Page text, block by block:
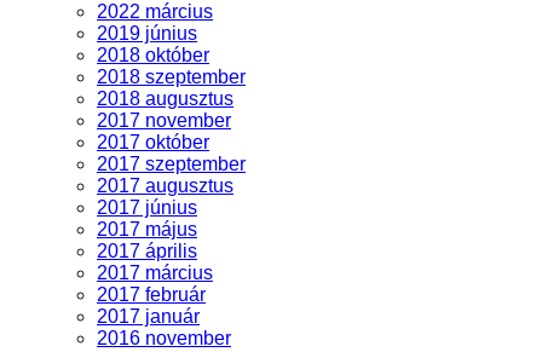
2022 március
2019 június
2018 október
2018 szeptember
2018 augusztus
2017 november
2017 október
2017 szeptember
2017 augusztus
2017 június
2017 május
2017 április
2017 március
2017 február
2017 január
2016 november